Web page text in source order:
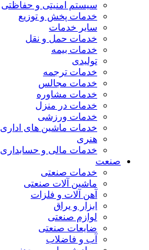
سیستم امنیتی و حفاظتی
خدمات پخش و توزیع
سایر خدمات
خدمات حمل و نقل
خدمات بیمه
تولیدی
خدمات ترجمه
خدمات مجالس
خدمات مشاوره
خدمات در منزل
خدمات ورزشی
خدمات ماشین های اداری
هنری
خدمات مالی و حسابداری
صنعت
خدمات صنعتی
ماشین آلات صنعتی
آهن آلات و فلزات
ابزار و یراق
لوازم صنعتی
ضایعات صنعتی
آب و فاضلاب